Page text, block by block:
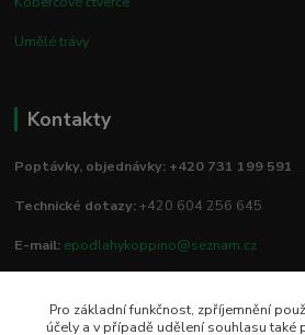
Umělé trávy
Kontakty
Poptávky, objednávky: +420 731 199 591
Technické dotazy:+420 604 256 645
E-mail: epodlahykoppino@seznam.cz
Prodejna/vzorkovna:
Pro základní funkčnost, zpříjemnění
účely a v případě udělení souhlasu také